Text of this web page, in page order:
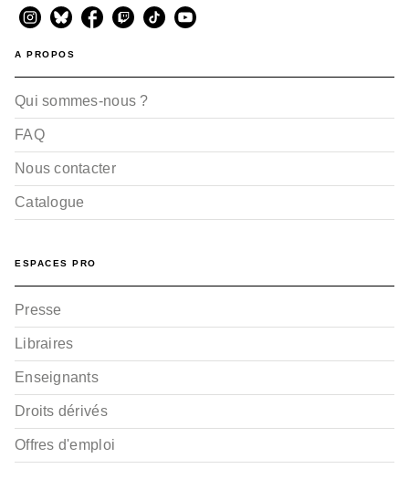
A PROPOS
Qui sommes-nous ?
FAQ
Nous contacter
Catalogue
ESPACES PRO
Presse
Libraires
Enseignants
Droits dérivés
Offres d'emploi